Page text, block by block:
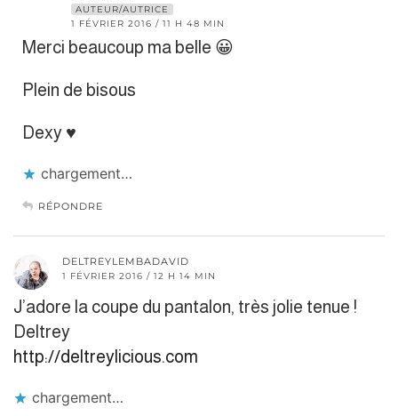
AUTEUR/AUTRICE
1 FÉVRIER 2016 / 11 H 48 MIN
Merci beaucoup ma belle 😀
Plein de bisous
Dexy ♥
chargement…
RÉPONDRE
DELTREYLEMBADAVID
1 FÉVRIER 2016 / 12 H 14 MIN
J’adore la coupe du pantalon, très jolie tenue !
Deltrey
http://deltreylicious.com
chargement…